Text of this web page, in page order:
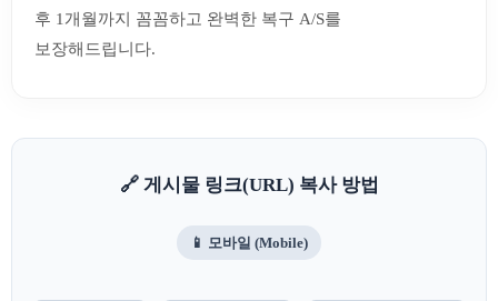
후 1개월까지 꼼꼼하고 완벽한 복구 A/S를
보장해드립니다.
🔗 게시물 링크(URL) 복사 방법
📱 모바일 (Mobile)